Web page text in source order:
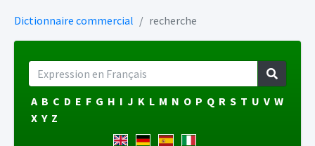
Dictionnaire commercial recherche
A B C D E F G H I J K L M N O P Q R S T U V W
X Y Z